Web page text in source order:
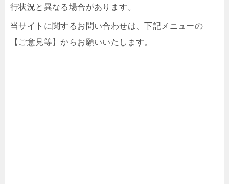
行状況と異なる場合があります。
当サイトに関するお問い合わせは、下記メニューの
【ご意見等】からお願いいたします。